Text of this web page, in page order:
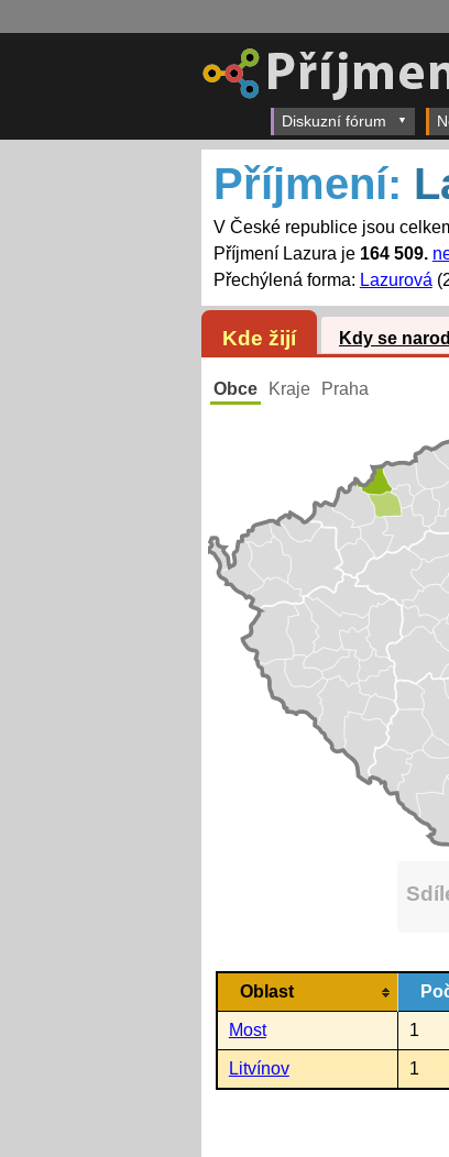
Diskuzní fórum
Příjmení:
V České republice jsou
Příjmení Lazura je 164 509.
Přechýlená forma: Lazurová
Kde žijí Kdy se
Obce Kraje Praha
Oblast
Most 1
Litvínov 1